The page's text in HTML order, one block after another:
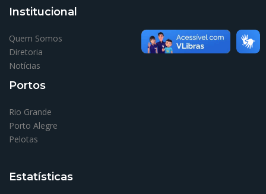
Institucional
Quem Somos
Diretoria
Notícias
Portos
Rio Grande
Porto Alegre
Pelotas
Estatísticas